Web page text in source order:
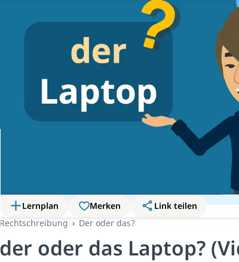
Lernplan Merken
Link teilen
Rechtschreibung
Der oder das?
der oder das Laptop?